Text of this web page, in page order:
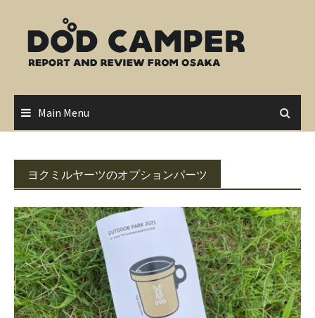
content
Main Menu
ヨクミルヤーツのオプションパーツ